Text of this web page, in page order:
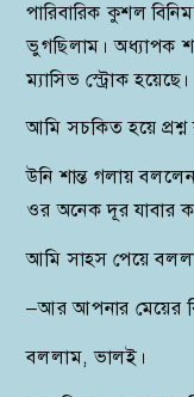
পারিবারিক কুশল
ভুগছিলাম। অধ্যাপক
ম্যাসিভ স্ট্রোক হয়েছে।
আমি সচকিত হয়ে
উনি শান্ত গলায়
ওর অনেক দূর যাবার
আমি সাহস পেয়ে
–আর আপনার মেয়ের
বললাম, ভালই।